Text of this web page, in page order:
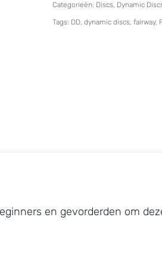
Maverick
Categorieën: Discs, Dynamic
Tags: DD, dynamic discs, fairway,
en gevorderden om